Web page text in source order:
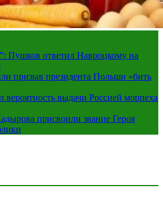
Пушков ответил Навроцкому на
призыв президента Польши «бить
вероятность выдачи Россией морпеха
присвоили звание Героя